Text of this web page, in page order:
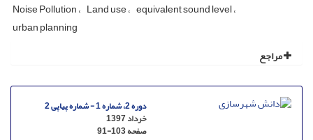
Noise Pollution Land use equivalent sound level
urban planning
مراجع
دوره 2، شماره 1 - شماره پیاپی 2
خرداد 1397
صفحه91-103